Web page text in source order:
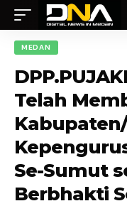
MEDAN
Telah
Se-Sumut
Berbhakti